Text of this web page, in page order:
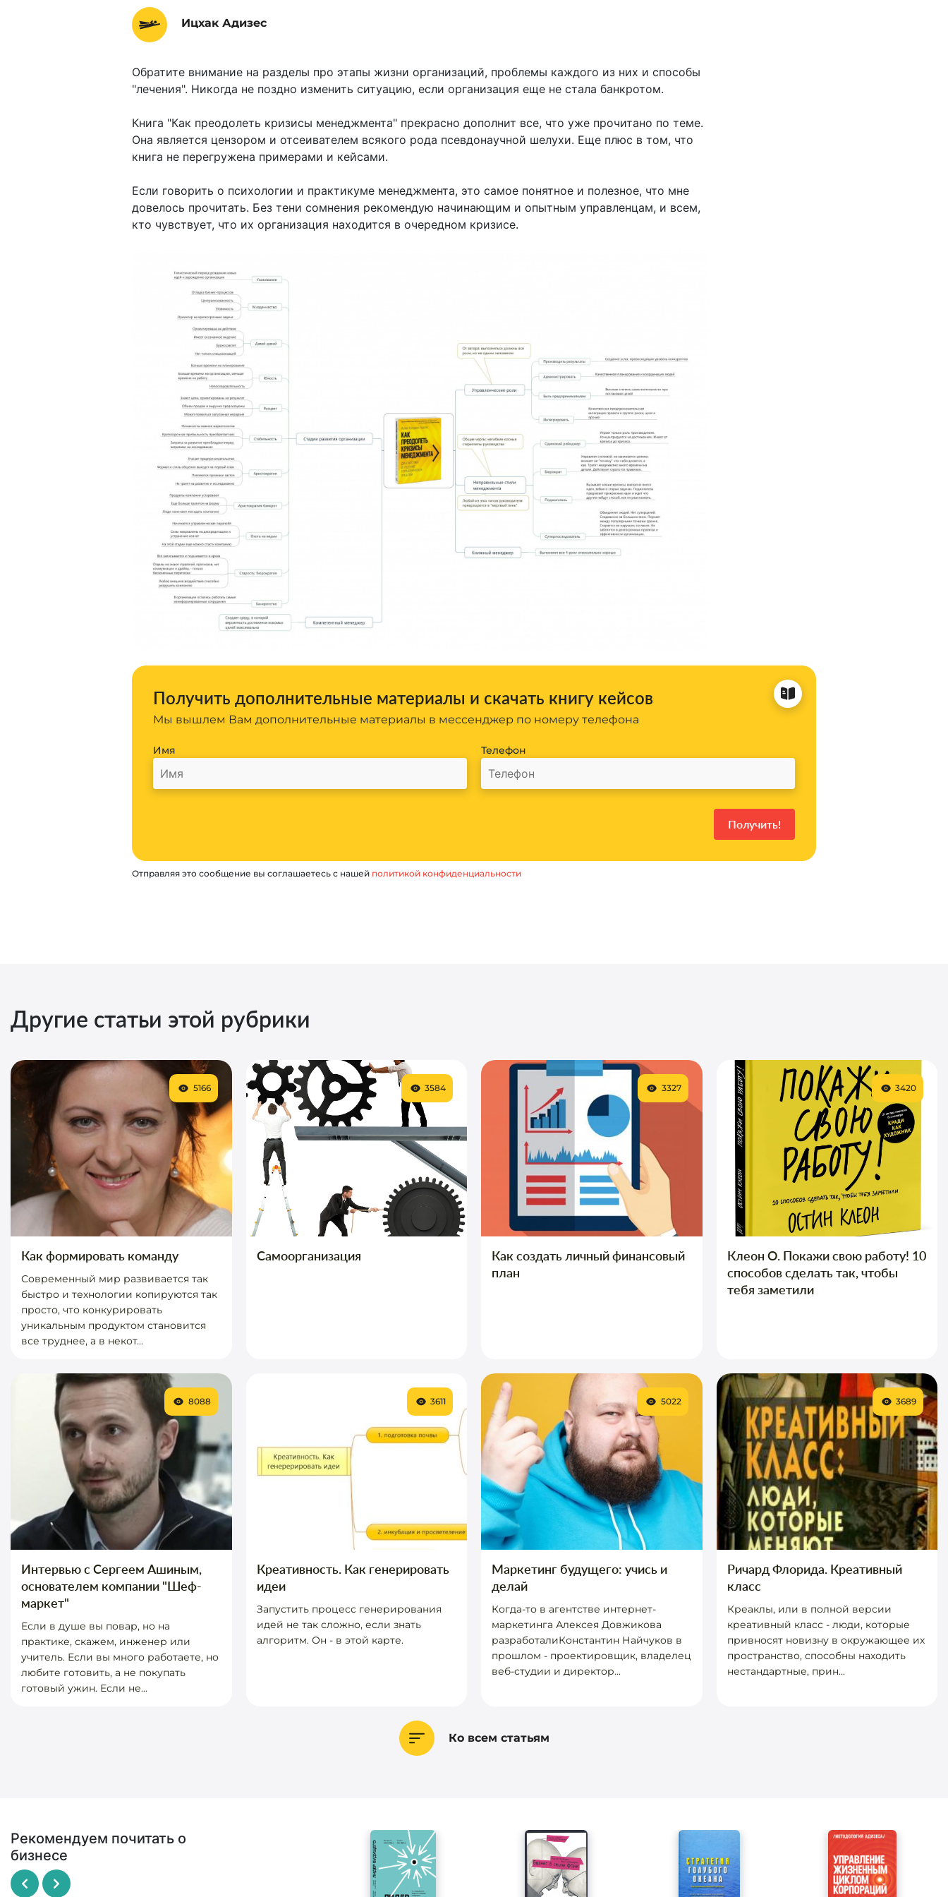
Ицхак Адизес
Обратите внимание на разделы про этапы жизни организаций, проблемы каждого из них и способы
"лечения". Никогда не поздно изменить ситуацию, если организация еще не стала банкротом.
Книга "Как преодолеть кризисы менеджмента" прекрасно дополнит все, что уже прочитано по теме.
Она является цензором и отсеивателем всякого рода псевдонаучной шелухи. Еще плюс в том, что
книга не перегружена примерами и кейсами.
Если говорить о психологии и практикуме менеджмента, это самое понятное и полезное, что мне
довелось прочитать. Без тени сомнения рекомендую начинающим и опытным управленцам, и всем,
кто чувствует, что их организация находится в очередном кризисе.
Получить дополнительные материалы и скачать книгу кейсов
Мы вышлем Вам дополнительные материалы в мессенджер по номеру телефона
Имя Телефон
Отправляя это сообщение вы соглашаетесь с нашей политикой конфиденциальности
Другие статьи этой рубрики
Как формировать команду
Современный мир развивается так
быстро и технологии копируются так
просто, что конкурировать
уникальным продуктом становится
все труднее, а в некот...
5166
Самоорганизация
3584
Как создать личный финансовый
план
3327
Клеон О. Покажи свою работу! 10
способов сделать так, чтобы
тебя заметили
3420
Интервью с Сергеем Ашиным,
основателем компании "Шеф-
маркет"
Если в душе вы повар, но на
практике, скажем, инженер или
учитель. Если вы много работаете, но
любите готовить, а не покупать
готовый ужин. Если не...
8088
Креативность. Как генерировать
идеи
Запустить процесс генерирования
идей не так сложно, если знать
алгоритм. Он - в этой карте.
3611
Маркетинг будущего: учись и
делай
Когда-то в агентстве интернет-
маркетинга Алексея Довжикова
разработалиКонстантин Найчуков в
прошлом - проектировщик, владелец
веб-студии и директор...
5022
Ричард Флорида. Креативный
класс
Креаклы, или в полной версии
креативный класс - люди, которые
привносят новизну в окружающее их
пространство, способны находить
нестандартные, прин...
3689
Ко всем статьям
Рекомендуем почитать о
бизнесе